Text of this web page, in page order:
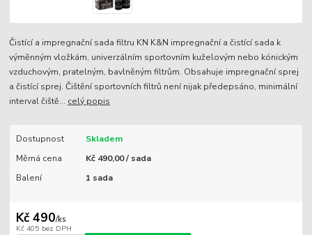
Čistící a impregnační sada filtru KN K&N impregnační a čistící sada k
výměnným vložkám, univerzálním sportovním kuželovým nebo kónickým
vzduchovým, pratelným, bavlněným filtrům. Obsahuje impregnační sprej
a čistící sprej. Čištění sportovních filtrů není nijak předepsáno, minimální
interval čiště... celý popis
Dostupnost
Skladem
Měrná cena
Kč 490,00 / sada
Balení
1 sada
Kč 490/ks
Kč 405 bez DPH